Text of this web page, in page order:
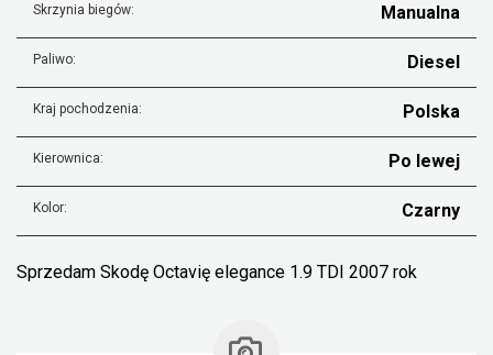
Skrzynia biegów: Manualna
Paliwo: Diesel
Kraj pochodzenia: Polska
Kierownica: Po lewej
Kolor: Czarny
Sprzedam Skodę Octavię elegance 1.9 TDI 2007 rok